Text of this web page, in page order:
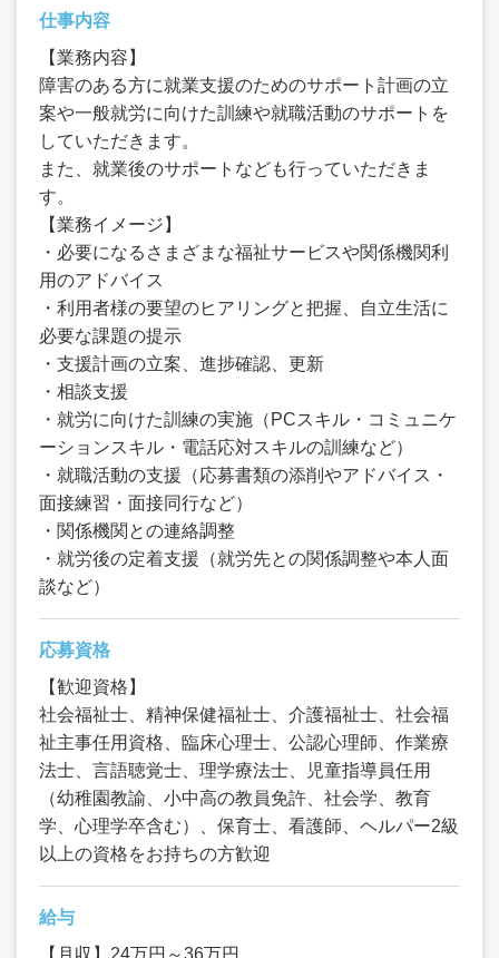
仕事内容
【業務内容】
障害のある方に就業支援のためのサポート計画の立
案や一般就労に向けた訓練や就職活動のサポートを
していただきます。
また、就業後のサポートなども行っていただきま
す。
【業務イメージ】
・必要になるさまざまな福祉サービスや関係機関利
用のアドバイス
・利用者様の要望のヒアリングと把握、自立生活に
必要な課題の提示
・支援計画の立案、進捗確認、更新
・相談支援
・就労に向けた訓練の実施（PCスキル・コミュニケ
ーションスキル・電話応対スキルの訓練など）
・就職活動の支援（応募書類の添削やアドバイス・
面接練習・面接同行など）
・関係機関との連絡調整
・就労後の定着支援（就労先との関係調整や本人面
談など）
応募資格
【歓迎資格】
社会福祉士、精神保健福祉士、介護福祉士、社会福
祉主事任用資格、臨床心理士、公認心理師、作業療
法士、言語聴覚士、理学療法士、児童指導員任用
（幼稚園教諭、小中高の教員免許、社会学、教育
学、心理学卒含む）、保育士、看護師、ヘルパー2級
以上の資格をお持ちの方歓迎
給与